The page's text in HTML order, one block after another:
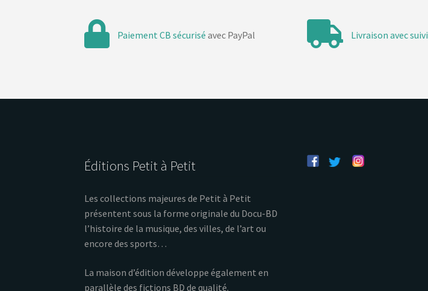
Paiement CB sécurisé avec PayPal Livraison avec suivi
Éditions Petit à Petit
Les collections majeures de Petit à Petit
présentent sous la forme originale du Docu-BD
l’histoire de la musique, des villes, de l’art ou
encore des sports…
La maison d’édition développe également en
parallèle des fictions BD de qualité.